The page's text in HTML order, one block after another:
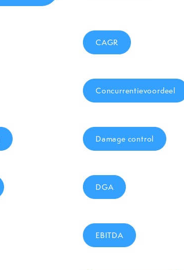
CAGR
Concurrentievoordeel
Damage control
DGA
EBITDA